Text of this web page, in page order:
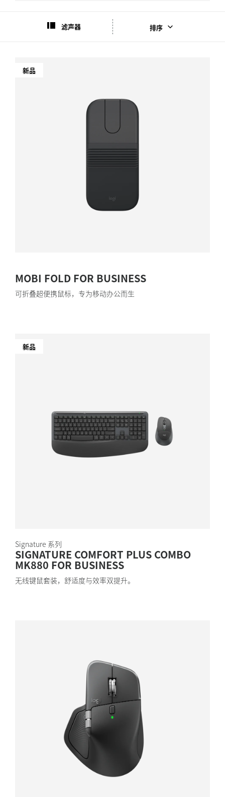
滤声器 排序
新品
MOBI FOLD FOR BUSINESS
可折叠超便携鼠标，专为移动办公而生
新品
Signature 系列
SIGNATURE COMFORT PLUS COMBO
MK880 FOR BUSINESS
无线键鼠套装，舒适度与效率双提升。